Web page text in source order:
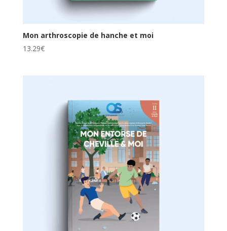
Mon arthroscopie de hanche et moi
13.29€